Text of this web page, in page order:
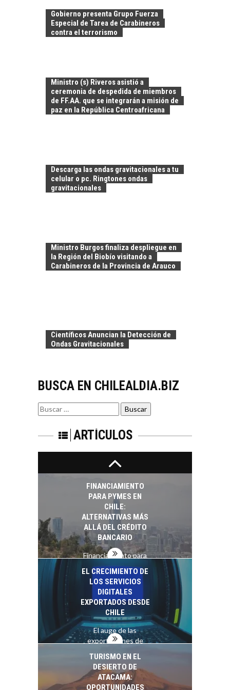
Gobierno presenta Grupo Fuerza
Especial de Tarea de Carabineros
contra el terrorismo
Ministro (s) Riveros asistió a
ceremonia de despedida de miembros
de FF.AA. que se integrarán a misión de
paz en la República Centroafricana
Descarga las ondas gravitacionales a tu
celular o pc. Ringtones ondas
gravitacionales
Ministro Burgos finaliza despliegue en
la Región del Biobío visitando a
Carabineros de la Provincia de Arauco
Científicos Anuncian la Detección de
Ondas Gravitacionales
BUSCA EN CHILEALDIA.BIZ
Buscar
por:
ARTÍCULOS
ATACAMA:
OPORTUNIDADES
Desarrollo Turístico…
MINERA CHILENA
FRENTE AL DESAFÍO
DE LA
SOSTENIBILIDAD
OPORTUNIDADES
PARA STARTUPS Y
Chile: motor de
startups…
EL IMPACTO DEL
TIPO DE CAMBIO EN
CHILENAS
El tipo de cambio
como factor
FINANCIAMIENTO
PARA PYMES EN
CHILE:
ALTERNATIVAS MÁS
ALLÁ DEL CRÉDITO
BANCARIO
Financiamiento para
pymes en Chile:
alternativas que
trascienden el
crédito…
EL CRECIMIENTO DE
LOS SERVICIOS
DIGITALES
EXPORTADOS DESDE
CHILE
El auge de las
exportaciones de
Chile:…
TURISMO EN EL
DESIERTO DE
ATACAMA:
OPORTUNIDADES